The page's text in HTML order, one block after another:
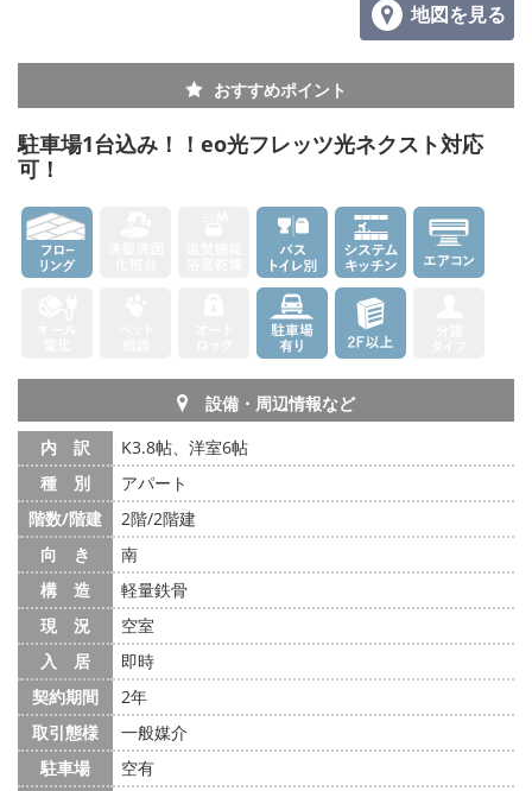
地図を見る
おすすめポイント
駐車場1台込み！！eo光フレッツ光ネクスト対応
可！
設備・周辺情報など
内 訳
K3.8帖、洋室6帖
種 別
アパート
階数/階建
2階/2階建
向 き
南
構 造
軽量鉄骨
現 況
空室
入 居
即時
契約期間
2年
取引態様
一般媒介
駐車場
空有